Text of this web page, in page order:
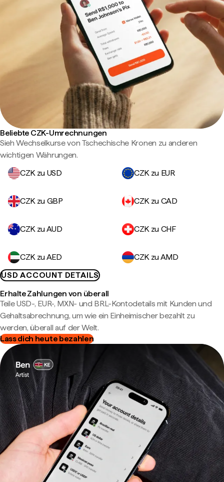
Beliebte CZK-Umrechnungen
Sieh Wechselkurse von Tschechische Kronen zu anderen
wichtigen Währungen.
CZK zu USD
CZK zu EUR
CZK zu GBP CZK zu CAD
CZK zu AUD CZK zu CHF
CZK zu AED
CZK zu AMD
USD ACCOUNT DETAILS
Erhalte Zahlungen von überall
Teile USD-, EUR-, MXN- und BRL-Kontodetails mit Kunden und
Gehaltsabrechnung, um wie ein Einheimischer bezahlt zu
werden, überall auf der Welt.
Lass dich heute bezahlen